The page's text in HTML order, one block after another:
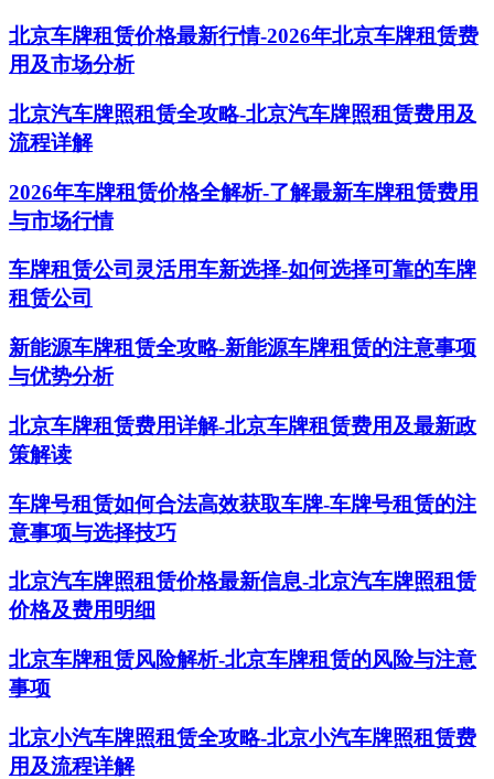
北京车牌租赁价格最新行情-2026年北京车牌租赁费
用及市场分析
北京汽车牌照租赁全攻略-北京汽车牌照租赁费用及
流程详解
2026年车牌租赁价格全解析-了解最新车牌租赁费用
与市场行情
车牌租赁公司灵活用车新选择-如何选择可靠的车牌
租赁公司
新能源车牌租赁全攻略-新能源车牌租赁的注意事项
与优势分析
北京车牌租赁费用详解-北京车牌租赁费用及最新政
策解读
车牌号租赁如何合法高效获取车牌-车牌号租赁的注
意事项与选择技巧
北京汽车牌照租赁价格最新信息-北京汽车牌照租赁
价格及费用明细
北京车牌租赁风险解析-北京车牌租赁的风险与注意
事项
北京小汽车牌照租赁全攻略-北京小汽车牌照租赁费
用及流程详解